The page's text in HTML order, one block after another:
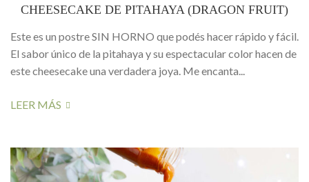
CHEESECAKE DE PITAHAYA (DRAGON FRUIT)
Este es un postre SIN HORNO que podés hacer rápido y fácil.
El sabor único de la pitahaya y su espectacular color hacen de
este cheesecake una verdadera joya. Me encanta...
LEER MÁS